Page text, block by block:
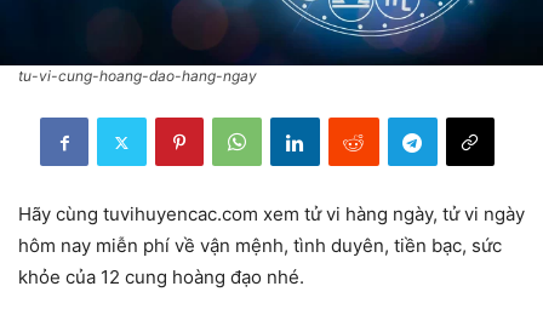
tu-vi-cung-hoang-dao-hang-ngay
Hãy cùng tuvihuyencac.com xem tử vi hàng ngày, tử vi ngày
hôm nay miễn phí về vận mệnh, tình duyên, tiền bạc, sức
khỏe của 12 cung hoàng đạo nhé.